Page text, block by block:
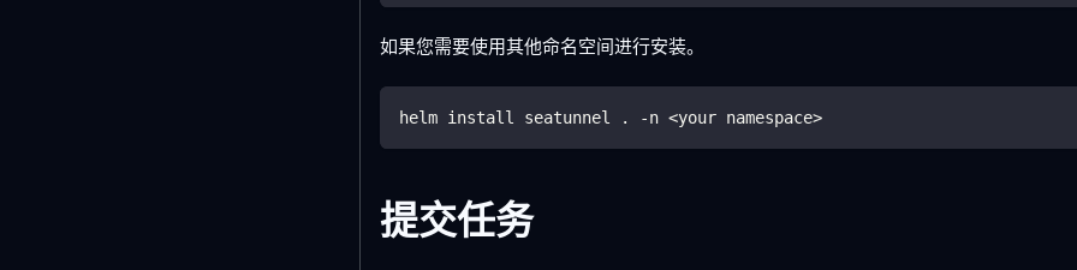
如果您需要使用其他命名空间进行安装。
helm install seatunnel . -n <your namespace>
提交任务